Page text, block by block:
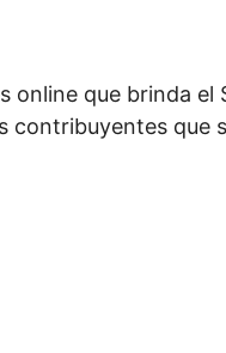
online que brinda el
contribuyentes que